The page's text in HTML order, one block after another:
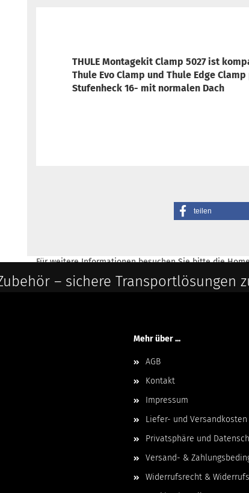
THULE Montagekit Clamp 5027 ist
Thule Evo Clamp und Thule Edge Clamp
Stufenheck 16- mit normalen Dach
teilen
Für weitere Informationen besuchen Sie bitte die
– sichere Transportlösungen
Mehr über ...
AGB
Kontakt
Impressum
Liefer- und Versandkosten
Privatsphäre und
Versand- &
Widerrufsrecht &